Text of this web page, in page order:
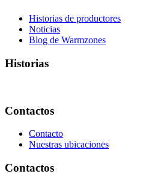
Historias de productores
Noticias
Blog de Warmzones
Historias
Contactos
Contacto
Nuestras ubicaciones
Contactos